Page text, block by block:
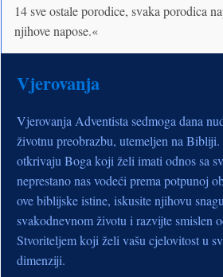
14 sve ostale porodice, svaka porodica
njihove napose.«
Vjerovanja
Vjerovanja Adventista sedmoga dana
životnu preobrazbu, utemeljen na Bibliji.
otkrivaju Boga koji želi imati odnos sa
neprestano nas vodeći prema potpunoj
ove biblijske istine, iskusite njihovu
svakodnevnom životu i razvijte smislen
Stvoriteljem koji želi vašu cjelovitost u
dimenziji.